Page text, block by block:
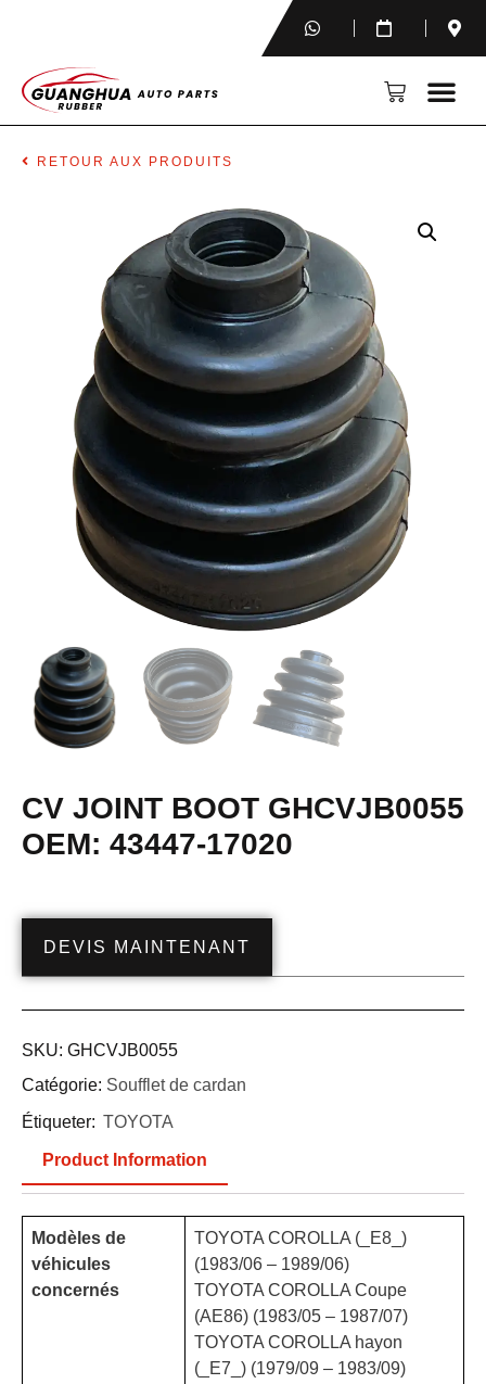
RETOUR AUX PRODUITS
CV JOINT BOOT GHCVJB0055
OEM: 43447-17020
DEVIS MAINTENANT
SKU: GHCVJB0055
Catégorie: Soufflet de cardan
Étiqueter: TOYOTA
Product Information
Modèles de
véhicules
concernés
TOYOTA COROLLA (_E8_)
(1983/06 – 1989/06)
TOYOTA COROLLA Coupe
(AE86) (1983/05 – 1987/07)
TOYOTA COROLLA hayon
(_E7_) (1979/09 – 1983/09)